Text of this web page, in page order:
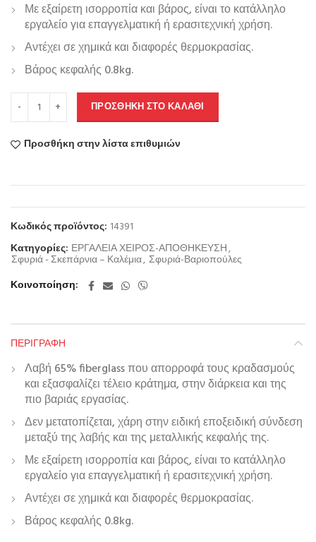
Με εξαίρετη ισορροπία και βάρος, είναι το κατάλληλο
εργαλείο για επαγγελματική ή ερασιτεχνική χρήση.
Αντέχει σε χημικά και διαφορές θερμοκρασίας.
Βάρος κεφαλής 0.8kg.
ΠΡΟΣΘΉΚΗ ΣΤΟ ΚΑΛΆΘΙ
Προσθήκη στην λίστα επιθυμιών
Κωδικός προϊόντος: 14391
Κατηγορίες: ΕΡΓΑΛΕΙΑ ΧΕΙΡΟΣ-ΑΠΟΘΗΚΕΥΣΗ,
Σφυριά - Σκεπάρνια – Καλέμια, Σφυριά-Βαριοπούλες
Κοινοποίηση
ΠΕΡΙΓΡΑΦΉ
Λαβή 65% fiberglass που απορροφά τους κραδασμούς
και εξασφαλίζει τέλειο κράτημα, στην διάρκεια και της
πιο βαριάς εργασίας.
Δεν μετατοπίζεται, χάρη στην ειδική εποξειδική σύνδεση
μεταξύ της λαβής και της μεταλλικής κεφαλής της.
Με εξαίρετη ισορροπία και βάρος, είναι το κατάλληλο
εργαλείο για επαγγελματική ή ερασιτεχνική χρήση.
Αντέχει σε χημικά και διαφορές θερμοκρασίας.
Βάρος κεφαλής 0.8kg.